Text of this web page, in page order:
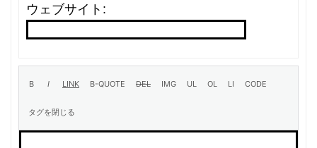
ウェブサイト: